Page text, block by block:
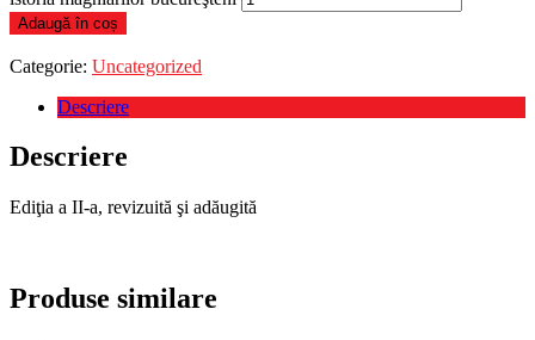
Adaugă în coș
Categorie: Uncategorized
Descriere
Descriere
Ediţia a II-a, revizuită şi adăugită
Produse similare